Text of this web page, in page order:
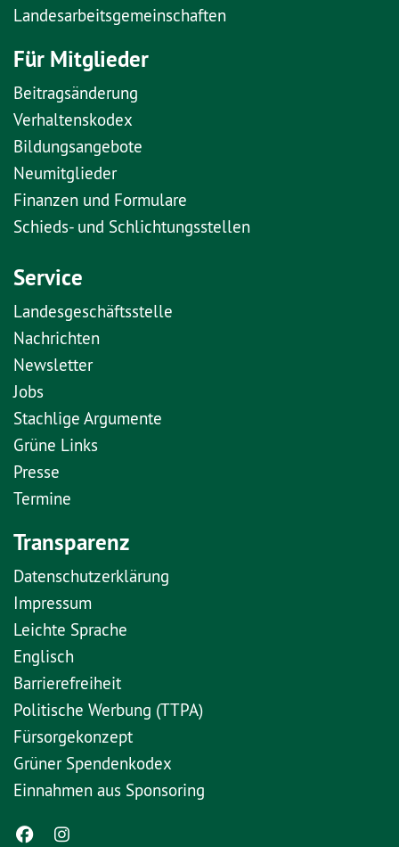
Landesarbeitsgemeinschaften
Für Mitglieder
Beitragsänderung
Verhaltenskodex
Bildungsangebote
Neumitglieder
Finanzen und Formulare
Schieds- und Schlichtungsstellen
Service
Landesgeschäftsstelle
Nachrichten
Newsletter
Jobs
Stachlige Argumente
Grüne Links
Presse
Termine
Transparenz
Datenschutzerklärung
Impressum
Leichte Sprache
Englisch
Barrierefreiheit
Politische Werbung (TTPA)
Fürsorgekonzept
Grüner Spendenkodex
Einnahmen aus Sponsoring